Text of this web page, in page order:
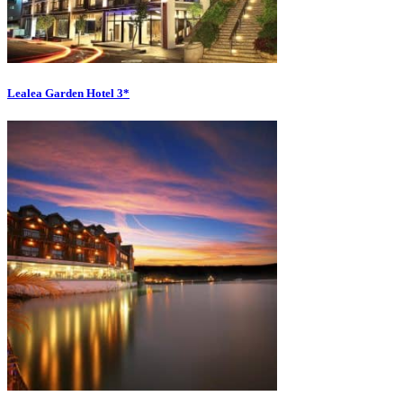
Lealea Garden Hotel 3*